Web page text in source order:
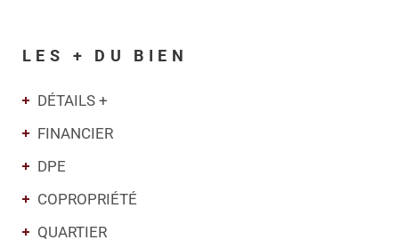
LES + DU BIEN
DÉTAILS +
FINANCIER
DPE
COPROPRIÉTÉ
QUARTIER